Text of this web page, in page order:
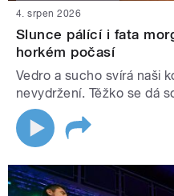
4. srpen 2026
Slunce pálící i fata
horkém počasí
Vedro a sucho svírá naši
nevydržení. Těžko se dá